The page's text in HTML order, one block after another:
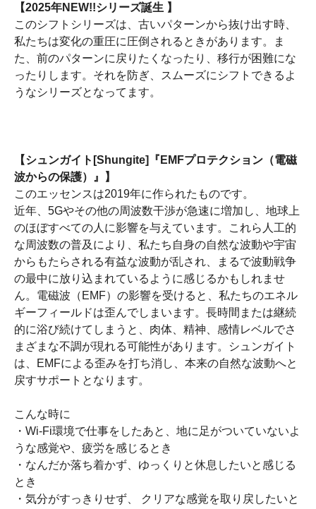
【2025年NEW!!シリーズ誕生 】
このシフトシリーズは、古いパターンから抜け出す時、
私たちは変化の重圧に圧倒されるときがあります。ま
た、前のパターンに戻りたくなったり、移行が困難にな
ったりします。それを防ぎ、スムーズにシフトできるよ
うなシリーズとなってます。
【シュンガイト[Shungite]『EMFプロテクション（電磁
波からの保護）』】
このエッセンスは2019年に作られたものです。
近年、5Gやその他の周波数干渉が急速に増加し、地球上
のほぼすべての人に影響を与えています。これら人工的
な周波数の普及により、私たち自身の自然な波動や宇宙
からもたらされる有益な波動が乱され、まるで波動戦争
の最中に放り込まれているように感じるかもしれませ
ん。電磁波（EMF）の影響を受けると、私たちのエネル
ギーフィールドは歪んでしまいます。長時間または継続
的に浴び続けてしまうと、肉体、精神、感情レベルでさ
まざまな不調が現れる可能性があります。シュンガイト
は、EMFによる歪みを打ち消し、本来の自然な波動へと
戻すサポートとなります。
こんな時に
・Wi-Fi環境で仕事をしたあと、地に足がついていないよ
うな感覚や、疲労を感じるとき
・なんだか落ち着かず、ゆっくりと休息したいと感じる
とき
・気分がすっきりせず、 クリアな感覚を取り戻したいと